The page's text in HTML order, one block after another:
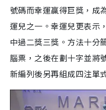
號碼而幸運贏得巨獎，成
運兒之一。幸運兒更表示
中過二獎三獎。方法十分
腦票，之後在劃十字並將
新編列後另再組成四注單